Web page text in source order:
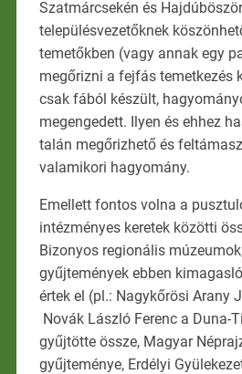
Szatmárcsekén és
településvezetőknek
temetőkben (vagy annak egy
megőrizni a fejfás temetkezés
csak fából készült,
megengedett. Ilyen és ehhez
talán megőrizhető és
valamikori hagyomány.
Emellett fontos volna a
intézményes keretek közötti
Bizonyos regionális
gyűjtemények ebben
értek el (pl.: Nagykőrösi Arany
Novák László Ferenc a Duna-
gyűjtötte össze, Magyar
gyűjteménye, Erdélyi